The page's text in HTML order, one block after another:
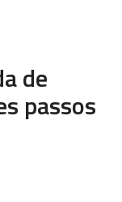
de
passos